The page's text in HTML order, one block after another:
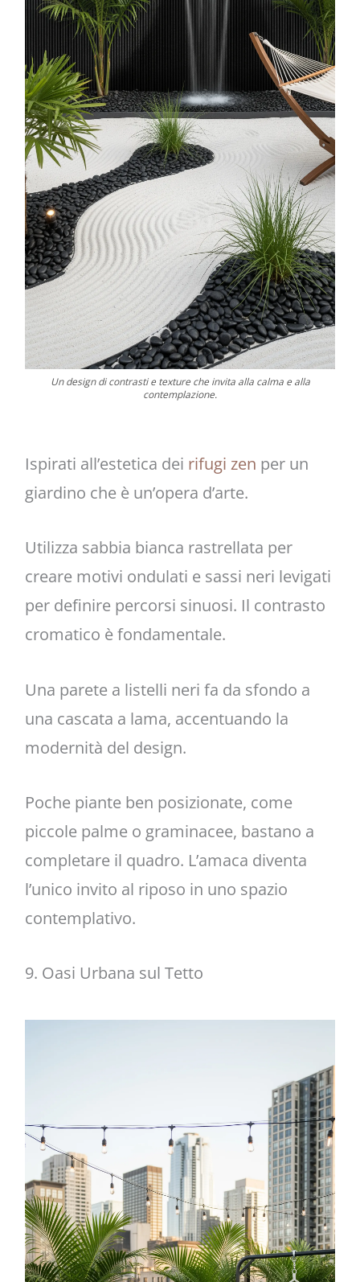
Un design di contrasti e texture che invita alla calma e alla
contemplazione.
Ispirati all’estetica dei rifugi zen per un
giardino che è un’opera d’arte.
Utilizza sabbia bianca rastrellata per
creare motivi ondulati e sassi neri levigati
per definire percorsi sinuosi. Il contrasto
cromatico è fondamentale.
Una parete a listelli neri fa da sfondo a
una cascata a lama, accentuando la
modernità del design.
Poche piante ben posizionate, come
piccole palme o graminacee, bastano a
completare il quadro. L’amaca diventa
l’unico invito al riposo in uno spazio
contemplativo.
9. Oasi Urbana sul Tetto